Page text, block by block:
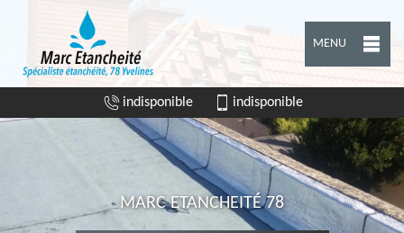
MENU
indisponible indisponible
MARC ETANCHEITÉ 78